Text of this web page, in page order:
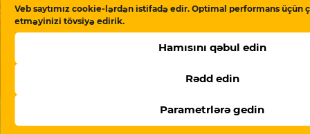
Veb saytımız cookie-lərdən istifadə edir. Optimal performans üçün
etməyinizi tövsiyə edirik.
Hamısını qəbul edin
Rədd edin
Parametrlərə gedin
“Meydan TV işi”: “Burada mühakimə olunan
Azərbaycan cəmiyyətinin vicdanıdır”